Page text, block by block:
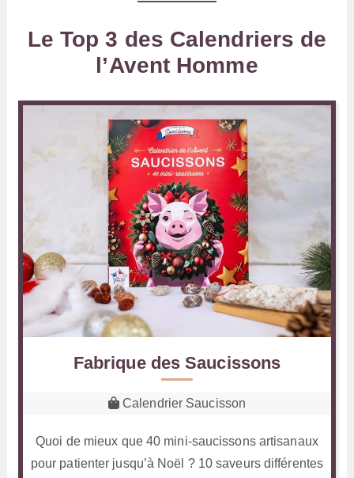
Le Top 3 des Calendriers de
l’Avent Homme
Fabrique des Saucissons
Calendrier Saucisson
Quoi de mieux que 40 mini-saucissons artisanaux
pour patienter jusqu’à Noël ? 10 saveurs différentes